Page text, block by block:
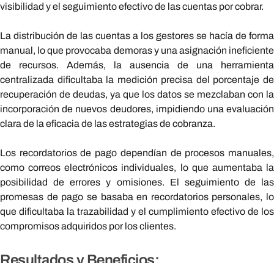
visibilidad y el seguimiento efectivo de las cuentas por cobrar.
La distribución de las cuentas a los gestores se hacía de forma
manual, lo que provocaba demoras y una asignación ineficiente
de recursos. Además, la ausencia de una herramienta
centralizada dificultaba la medición precisa del porcentaje de
recuperación de deudas, ya que los datos se mezclaban con la
incorporación de nuevos deudores, impidiendo una evaluación
clara de la eficacia de las estrategias de cobranza.
Los recordatorios de pago dependían de procesos manuales,
como correos electrónicos individuales, lo que aumentaba la
posibilidad de errores y omisiones. El seguimiento de las
promesas de pago se basaba en recordatorios personales, lo
que dificultaba la trazabilidad y el cumplimiento efectivo de los
compromisos adquiridos por los clientes.